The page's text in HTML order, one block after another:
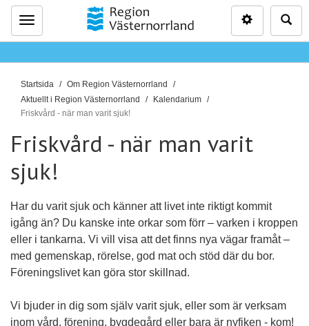
Meny
D
u
ä
r
h
ä
r
:
Startsida
Om Region Västernorrland
Aktuellt i Region Västernorrland
Kalendarium
Friskvård - när man varit sjuk!
Friskvård - när man varit
sjuk!
Har du varit sjuk och känner att livet inte riktigt kommit
igång än? Du kanske inte orkar som förr – varken i kroppen
eller i tankarna. Vi vill visa att det finns nya vägar framåt –
med gemenskap, rörelse, god mat och stöd där du bor.
Föreningslivet kan göra stor skillnad.
Vi bjuder in dig som själv varit sjuk, eller som är verksam
inom vård, förening, bygdegård eller bara är nyfiken - kom!